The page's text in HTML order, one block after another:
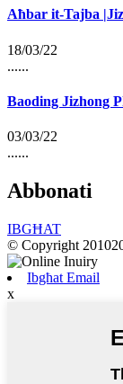
Aħbar it-Tajba
18/03/22
......
Baoding Jizhong
03/03/22
......
Abbonati
IBGĦAT
© Copyright
Ibgħat Email
x